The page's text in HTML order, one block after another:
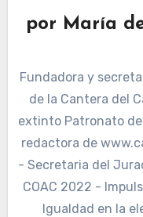
por María
Fundadora y
de la Cantera del
extinto Patronato
redactora de
- Secretaria del
COAC 2022 -
Igualdad en la